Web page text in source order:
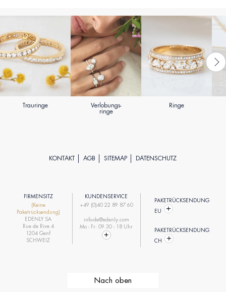
Trauringe Verlobungs-
ringe
Ringe
KONTAKT AGB SITEMAP DATENSCHUTZ
FIRMENSITZ
(Keine
Paketrücksendung)
EDENLY SA
Rue de Rive 4
1204 Genf
SCHWEIZ
KUNDENSERVICE
+49 (0)40 22 89 87 60
info-de@edenly.com
Mo - Fr: 09.30 - 18 Uhr
PAKETRÜCKSENDUNG
EU
PAKETRÜCKSENDUNG
CH
Nach oben